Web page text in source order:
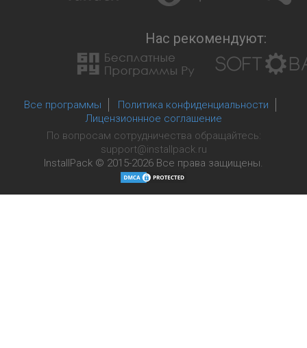
Нас рекомендуют:
Все программы
Политика конфиденциальности
Лицензионнное соглашение
По вопросам сотрудничества обращайтесь:
support@installpack.ru
InstallPack © 2015-2026 Все права защищены.